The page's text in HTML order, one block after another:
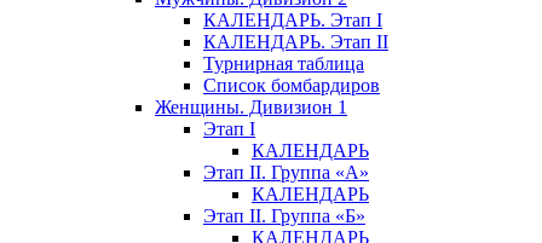
КАЛЕНДАРЬ. Этап I
КАЛЕНДАРЬ. Этап II
Турнирная таблица
Список бомбардиров
Женщины. Дивизион 1
Этап I
КАЛЕНДАРЬ
Этап II. Группа «А»
КАЛЕНДАРЬ
Этап II. Группа «Б»
КАЛЕНДАРЬ